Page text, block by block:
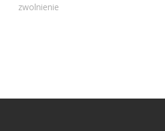
zwolnienie